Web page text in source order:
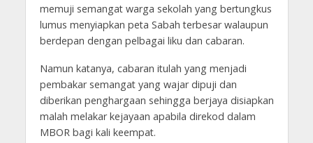
memuji semangat warga sekolah yang bertungkus
lumus menyiapkan peta Sabah terbesar walaupun
berdepan dengan pelbagai liku dan cabaran.
Namun katanya, cabaran itulah yang menjadi
pembakar semangat yang wajar dipuji dan
diberikan penghargaan sehingga berjaya disiapkan
malah melakar kejayaan apabila direkod dalam
MBOR bagi kali keempat.